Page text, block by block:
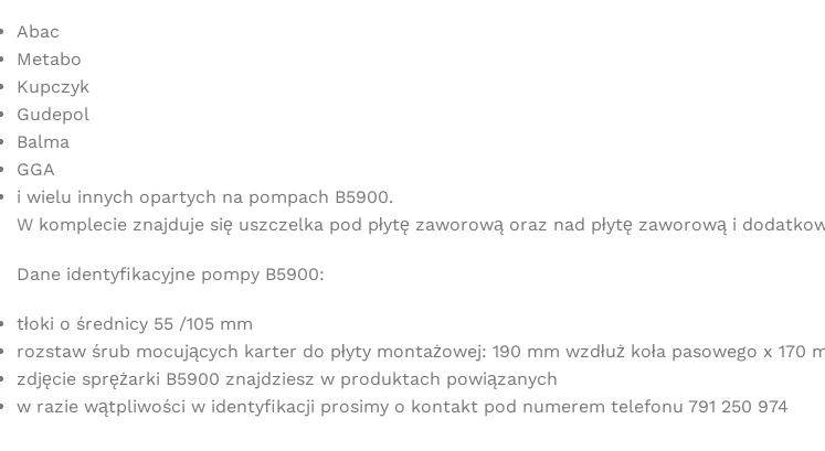
Abac
Metabo
Kupczyk
Gudepol
Balma
GGA
i wielu innych opartych na pompach B5900.
W komplecie znajduje się uszczelka pod płytę zaworową oraz nad płytę zaworową i
Dane identyfikacyjne pompy B5900:
tłoki o średnicy 55 /105 mm
rozstaw śrub mocujących karter do płyty montażowej: 190 mm wzdłuż koła pasowego x 170
zdjęcie sprężarki B5900 znajdziesz w produktach powiązanych
w razie wątpliwości w identyfikacji prosimy o kontakt pod numerem telefonu 791 250 974